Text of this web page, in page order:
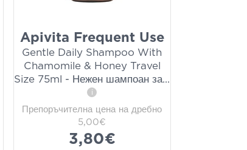
Apivita Frequent Use
Gentle Daily Shampoo With
Chamomile & Honey Travel
Size 75ml - Нежен шампоан за...
i
Препоръчителна цена на дребно
5,00€
3,80€